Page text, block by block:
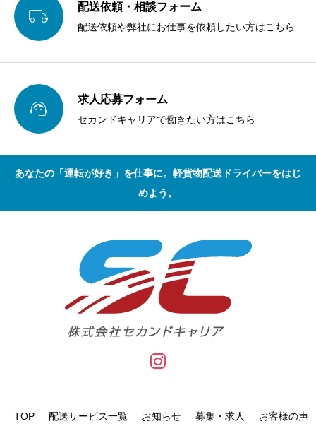
 配送依頼・相談フォーム
配送依頼や弊社にお仕事を依頼したい方はこちら
 求人応募フォーム
セカンドキャリアで働きたい方はこちら
あなたの「運転が好き」を仕事に。軽貨物配送ドライバーをはじ
めよう。
TOP 配送サービス一覧 お知らせ 募集・求人 お客様の声